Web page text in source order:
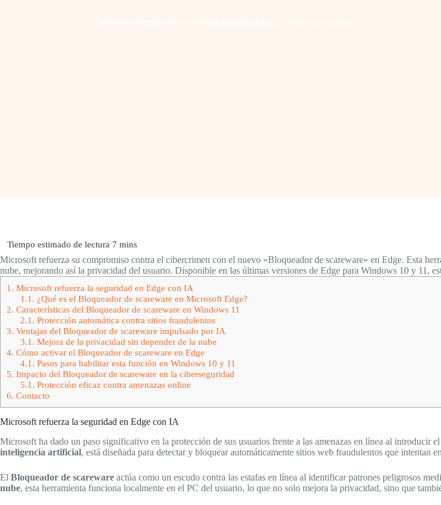
Microsoft refuerza su compromiso contra el cibercrimen con el nuevo «Bloqueador de scareware» en Edge. Esta
nube, mejorando así la privacidad del usuario. Disponible en las últimas versiones de Edge para Windows 10 y 11,
1. Microsoft refuerza la seguridad en Edge con IA
1.1. ¿Qué es el Bloqueador de scareware en Microsoft Edge?
2. Características del Bloqueador de scareware en Windows 11
2.1. Protección automática contra sitios fraudulentos
3. Ventajas del Bloqueador de scareware impulsado por IA
3.1. Mejora de la privacidad sin depender de la nube
4. Cómo activar el Bloqueador de scareware en Edge
4.1. Pasos para habilitar esta función en Windows 10 y 11
5. Impacto del Bloqueador de scareware en la ciberseguridad
5.1. Protección eficaz contra amenazas online
6. Contacto
Microsoft refuerza la seguridad en Edge con IA
Microsoft ha dado un paso significativo en la protección de sus usuarios frente a las amenazas en línea al introducir el
inteligencia artificial, está diseñada para detectar y bloquear automáticamente sitios web fraudulentos que intentan
El Bloqueador de scareware actúa como un escudo contra las estafas en línea al identificar patrones peligrosos
nube, esta herramienta funciona localmente en el PC del usuario, lo que no solo mejora la privacidad, sino que